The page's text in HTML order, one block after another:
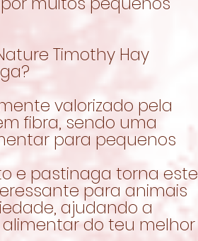
Timothy Hay
valorizado pela
fibra, sendo uma
para pequenos
e pastinaga torna este
para animais
ajudando a
do teu melhor